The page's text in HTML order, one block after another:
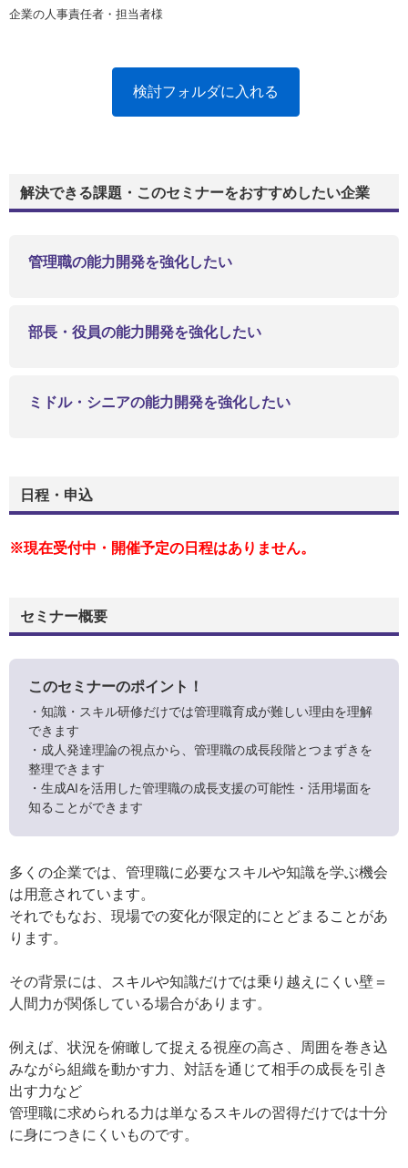
企業の人事責任者・担当者様
検討フォルダに入れる
解決できる課題・このセミナーをおすすめしたい企業
管理職の能力開発を強化したい
部長・役員の能力開発を強化したい
ミドル・シニアの能力開発を強化したい
日程・申込
※現在受付中・開催予定の日程はありません。
セミナー概要
このセミナーのポイント！
・知識・スキル研修だけでは管理職育成が難しい理由を理解
できます
・成人発達理論の視点から、管理職の成長段階とつまずきを
整理できます
・生成AIを活用した管理職の成長支援の可能性・活用場面を
知ることができます
多くの企業では、管理職に必要なスキルや知識を学ぶ機会
は用意されています。
それでもなお、現場での変化が限定的にとどまることがあ
ります。
その背景には、スキルや知識だけでは乗り越えにくい壁＝
人間力が関係している場合があります。
例えば、状況を俯瞰して捉える視座の高さ、周囲を巻き込
みながら組織を動かす力、対話を通じて相手の成長を引き
出す力など
管理職に求められる力は単なるスキルの習得だけでは十分
に身につきにくいものです。